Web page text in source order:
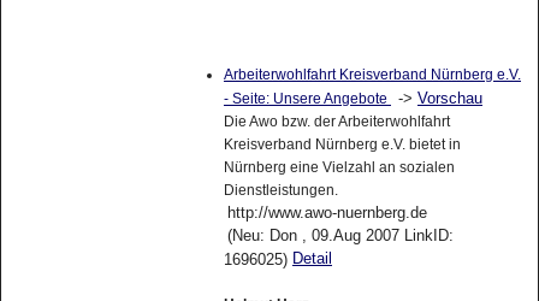
Arbeiterwohlfahrt Kreisverband Nürnberg e.V.
- Seite: Unsere Angebote
-> Vorschau
Die Awo bzw. der Arbeiterwohlfahrt
Kreisverband Nürnberg e.V. bietet in
Nürnberg eine Vielzahl an sozialen
Dienstleistungen.
http://www.awo-nuernberg.de
(Neu: Don , 09.Aug 2007 LinkID:
1696025) Detail